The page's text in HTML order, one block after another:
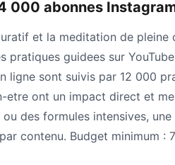
000 abonnes
et la meditation de pleine
guidees sur
ligne sont suivis par 12 000
ont un impact direct et
des formules intensives,
contenu. Budget minimum :